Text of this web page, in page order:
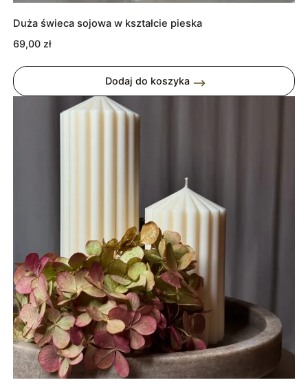
Duża świeca sojowa w kształcie pieska
69,00 zł
Dodaj do koszyka